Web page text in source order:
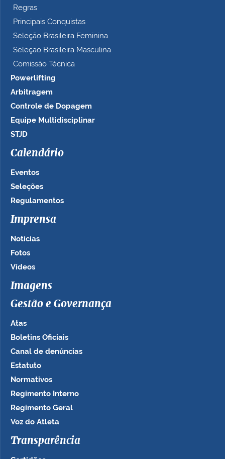
Regras
Principais Conquistas
Seleção Brasileira Feminina
Seleção Brasileira Masculina
Comissão Técnica
Powerlifting
Arbitragem
Controle de Dopagem
Equipe Multidisciplinar
STJD
Calendário
Eventos
Seleções
Regulamentos
Imprensa
Notícias
Fotos
Vídeos
Imagens
Gestão e Governança
Atas
Boletins Oficiais
Canal de denúncias
Estatuto
Normativos
Regimento Interno
Regimento Geral
Voz do Atleta
Transparência